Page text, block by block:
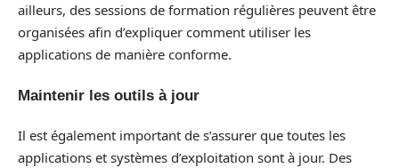
ailleurs, des sessions de formation régulières peuvent être
organisées afin d’expliquer comment utiliser les
applications de manière conforme.
Maintenir les outils à jour
Il est également important de s’assurer que toutes les
applications et systèmes d’exploitation sont à jour. Des